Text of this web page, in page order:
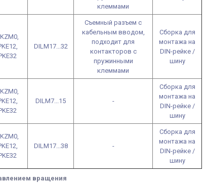
вращения
клеммами
DILM17...32
Съемный разъем с
кабельным вводом,
подходит для
контакторов с
пружинными
клеммами
Сборка для
монтажа на
DIN-рейке /
шину
DILM7...15 -
Сборка для
монтажа на
DIN-рейке /
шину
DILM17...38 -
Сборка для
монтажа на
DIN-рейке /
шину